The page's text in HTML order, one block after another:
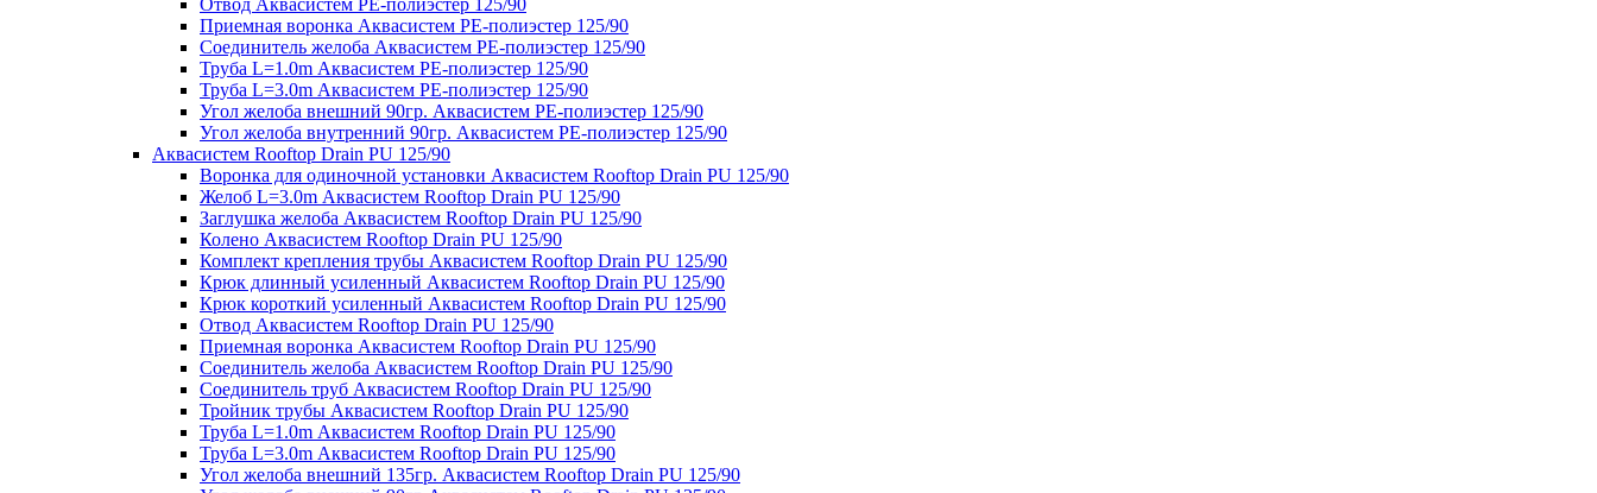
Отвод Аквасистем РЕ-полиэстер 125/90
Приемная воронка Аквасистем PE-полиэстер 125/90
Соединитель желоба Аквасистем PE-полиэстер 125/90
Труба L=1.0m Аквасистем PE-полиэстер 125/90
Труба L=3.0m Аквасистем PE-полиэстер 125/90
Угол желоба внешний 90гр. Аквасистем PE-полиэстер 125/90
Угол желоба внутренний 90гр. Аквасистем PE-полиэстер 125/90
Аквасистем Rooftop Drain PU 125/90
Воронка для одиночной установки Аквасистем Rooftop Drain PU 125/90
Желоб L=3.0m Аквасистем Rooftop Drain PU 125/90
Заглушка желоба Аквасистем Rooftop Drain PU 125/90
Колено Аквасистем Rooftop Drain PU 125/90
Комплект крепления трубы Аквасистем Rooftop Drain PU 125/90
Крюк длинный усиленный Аквасистем Rooftop Drain PU 125/90
Крюк короткий усиленный Аквасистем Rooftop Drain PU 125/90
Отвод Аквасистем Rooftop Drain PU 125/90
Приемная воронка Аквасистем Rooftop Drain PU 125/90
Соединитель желоба Аквасистем Rooftop Drain PU 125/90
Соединитель труб Аквасистем Rooftop Drain PU 125/90
Тройник трубы Аквасистем Rooftop Drain PU 125/90
Труба L=1.0m Аквасистем Rooftop Drain PU 125/90
Труба L=3.0m Аквасистем Rooftop Drain PU 125/90
Угол желоба внешний 135гр. Аквасистем Rooftop Drain PU 125/90